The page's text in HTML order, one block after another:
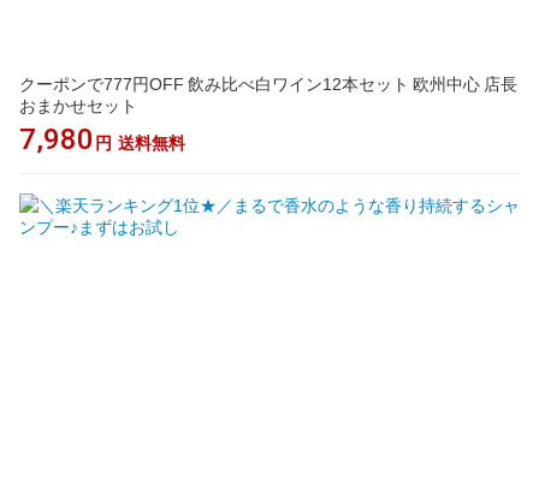
クーポンで777円OFF 飲み比べ白ワイン12本セット 欧州中心 店長
おまかせセット
7,980 円 送料無料